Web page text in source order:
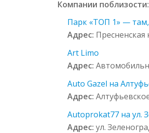
Компании поблизости:
Парк «ТОП 1» —
Адрес: Пресненская
Art Limo
Адрес:
Auto Gazel на
Адрес:
Autoprokat77 на ул.
Адрес: ул.